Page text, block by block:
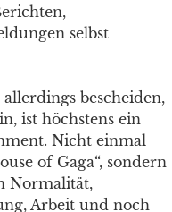
selbst
bescheiden,
ist höchstens ein
Nicht einmal
of Gaga“, sondern
Normalität,
Arbeit und noch